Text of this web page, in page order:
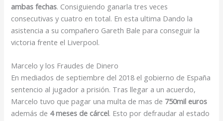
ambas fechas. Consiguiendo ganarla tres veces
consecutivas y cuatro en total. En esta ultima Dando la
asistencia a su compañero Gareth Bale para conseguir la
victoria frente el Liverpool.
Marcelo y los Fraudes de Dinero
En mediados de septiembre del 2018 el gobierno de España
sentencio al jugador a prisión. Tras llegar a un acuerdo,
Marcelo tuvo que pagar una multa de mas de 750mil euros
además de 4 meses de cárcel. Esto por defraudar al estado